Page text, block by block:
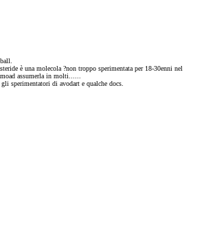
è una molecola ?non troppo sperimentata per 18-30enni nel
assumerla in molti......
gli sperimentatori di avodart e qualche docs.